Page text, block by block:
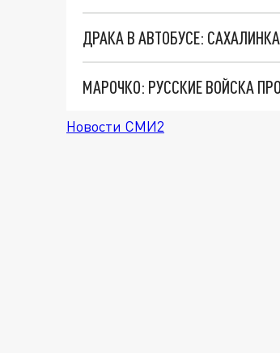
МАРОЧКО: РУССКИЕ ВОЙСКА
Новости СМИ2